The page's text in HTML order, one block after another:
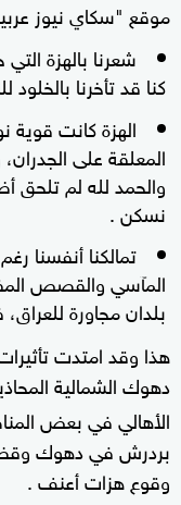
موقع "سكاي نيوز
شعرنا بالهزة
كنا قد تأخرنا
الهزة كانت
المعلقة على
والحمد لله لم تلحق
نسكن .
تمالكنا أنفسنا
المآسي والقصص
بلدان مجاورة
هذا وقد امتدت
دهوك الشمالية
الأهالي في بعض
بردرش في دهوك
وقوع هزات أعنف .